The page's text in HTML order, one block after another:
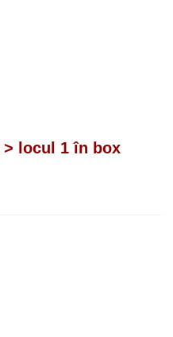
> locul 1 în box